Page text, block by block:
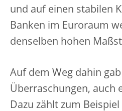
und auf einen stabilen
Banken im Euroraum
denselben hohen
Auf dem Weg dahin
Überraschungen, auch
Dazu zählt zum